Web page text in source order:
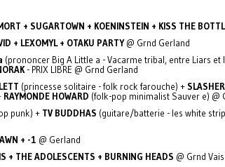
+ SUGARTOWN + KOENINSTEIN + KISS THE
+ LEXOMYL + OTAKU PARTY@ Grnd Gerland
(prononcer Big A Little a - Vacarme tribal, entre Liars et
- PRIX LIBRE @ Grnd Gerland
(princesse solitaire - folk rock farouche) +
RAYMONDE HOWARD (folk-pop minimalist Sauver e) @
punk) + TV BUDDHAS (guitare/batterie - les white
+ -1 @ Gerland
+ THE ADOLESCENTS + BURNING HEADS @ Grnd